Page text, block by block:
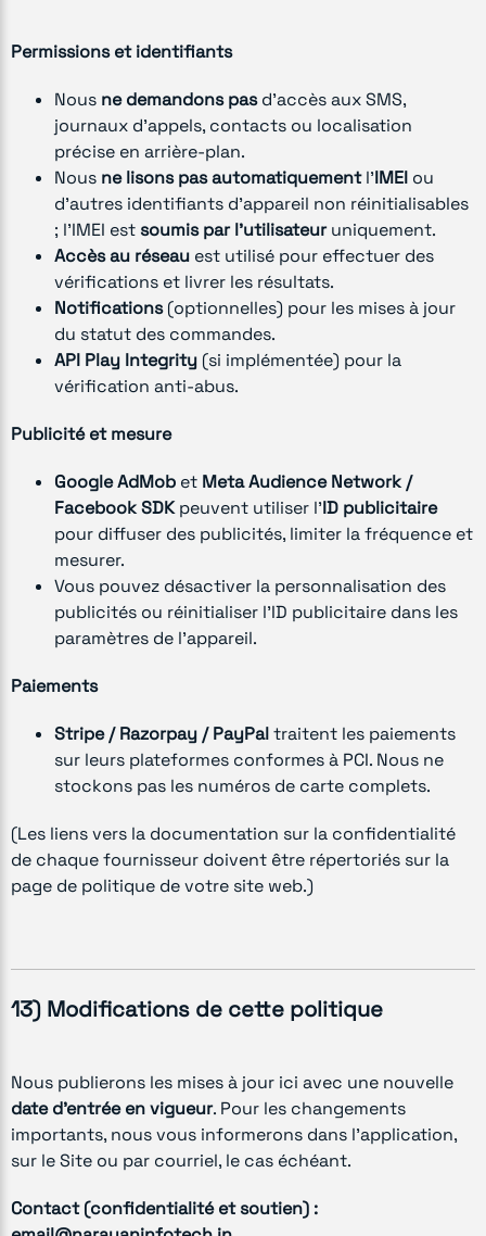
Permissions et identifiants
Nous ne demandons pasd’accès aux SMS,
journaux d’appels, contacts ou localisation
précise en arrière-plan.
Nous ne lisons pas automatiquementl’IMEI ou
d’autres identifiants d’appareil non réinitialisables
; l’IMEI est soumis par l’utilisateuruniquement.
Accès au réseau est utilisé pour effectuer des
vérifications et livrer les résultats.
Notifications(optionnelles) pour les mises à jour
du statut des commandes.
API Play Integrity (si implémentée) pour la
vérification anti-abus.
Publicité et mesure
Google AdMob et Meta Audience Network /
Facebook SDKpeuvent utiliser l’ID publicitaire
pour diffuser des publicités, limiter la fréquence et
mesurer.
Vous pouvez désactiver la personnalisation des
publicités ou réinitialiser l’ID publicitaire dans les
paramètres de l’appareil.
Paiements
Stripe / Razorpay / PayPaltraitent les paiements
sur leurs plateformes conformes à PCI. Nous ne
stockons pas les numéros de carte complets.
(Les liens vers la documentation sur la confidentialité
de chaque fournisseur doivent être répertoriés sur la
page de politique de votre site web.)
13) Modifications de cette politique
Nous publierons les mises à jour ici avec une nouvelle
date d’entrée en vigueur. Pour les changements
importants, nous vous informerons dans l’application,
sur le Site ou par courriel, le cas échéant.
Contact (confidentialité et soutien) :